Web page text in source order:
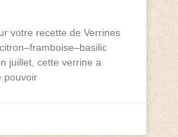
votre recette de Verrines
juillet, cette verrine a
pouvoir